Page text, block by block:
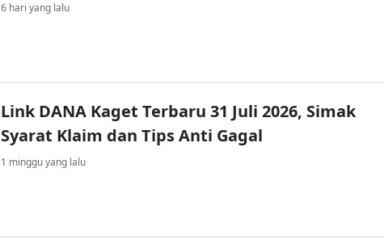
6 hari yang lalu
Link DANA Kaget Terbaru 31 Juli 2026, Simak
Syarat Klaim dan Tips Anti Gagal
1 minggu yang lalu